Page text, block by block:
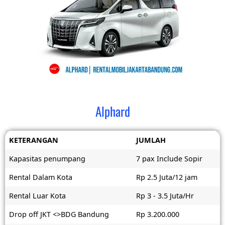
Alphard
KETERANGAN
JUMLAH
Kapasitas penumpang
7 pax Include Sopir
Rental Dalam Kota
Rp 2.5 Juta/12 jam
Rental Luar Kota
Rp 3 - 3.5 Juta/Hr
Drop off JKT <>BDG Bandung
Rp 3.200.000